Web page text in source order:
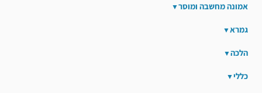
אמונה מחשבה ומוסר
גמרא
הלכה
כללי